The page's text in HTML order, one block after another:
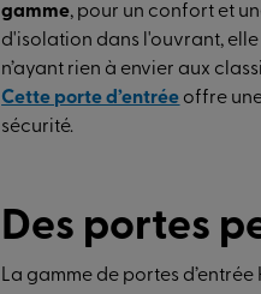
gamme, pour un confort et
d'isolation dans l'ouvrant,
n’ayant rien à envier aux
Cette porte d’entrée offre
sécurité.
Des portes
La gamme de portes